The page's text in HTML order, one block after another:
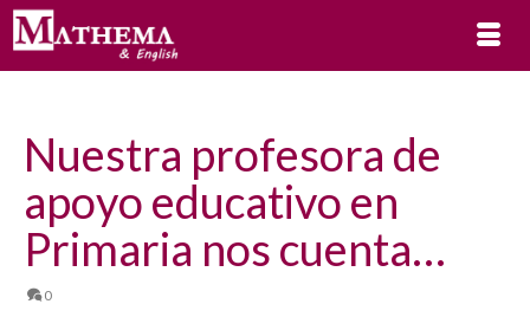
Nuestra profesora de
apoyo educativo en
Primaria nos cuenta…
0